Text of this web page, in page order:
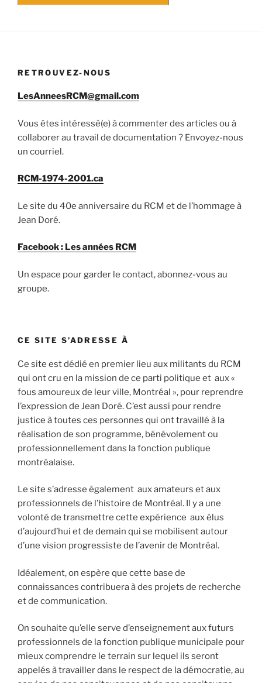
RETROUVEZ-NOUS
LesAnneesRCM@gmail.com
Vous êtes intéressé(e) à commenter des articles ou à
collaborer au travail de documentation ? Envoyez-nous
un courriel.
RCM-1974-2001.ca
Le site du 40e anniversaire du RCM et de l’hommage à
Jean Doré.
Facebook : Les années RCM
Un espace pour garder le contact, abonnez-vous au
groupe.
CE SITE S’ADRESSE À
Ce site est dédié en premier lieu aux militants du RCM
qui ont cru en la mission de ce parti politique et aux «
fous amoureux de leur ville, Montréal », pour reprendre
l’expression de Jean Doré. C’est aussi pour rendre
justice à toutes ces personnes qui ont travaillé à la
réalisation de son programme, bénévolement ou
professionnellement dans la fonction publique
montréalaise.
Le site s’adresse également aux amateurs et aux
professionnels de l’histoire de Montréal. Il y a une
volonté de transmettre cette expérience aux élus
d’aujourd’hui et de demain qui se mobilisent autour
d’une vision progressiste de l’avenir de Montréal.
Idéalement, on espère que cette base de
connaissances contribuera à des projets de recherche
et de communication.
On souhaite qu’elle serve d’enseignement aux futurs
professionnels de la fonction publique municipale pour
mieux comprendre le terrain sur lequel ils seront
appelés à travailler dans le respect de la démocratie, au